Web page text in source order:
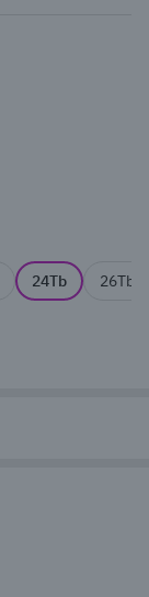
24Tb
26Tb